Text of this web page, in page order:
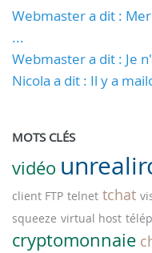
Webmaster a dit :
...
Webmaster a dit : Je
Nicola a dit : Il y a
MOTS CLÉS
vidéo
client FTP telnet tchat
squeeze virtual host
cryptomonnaie